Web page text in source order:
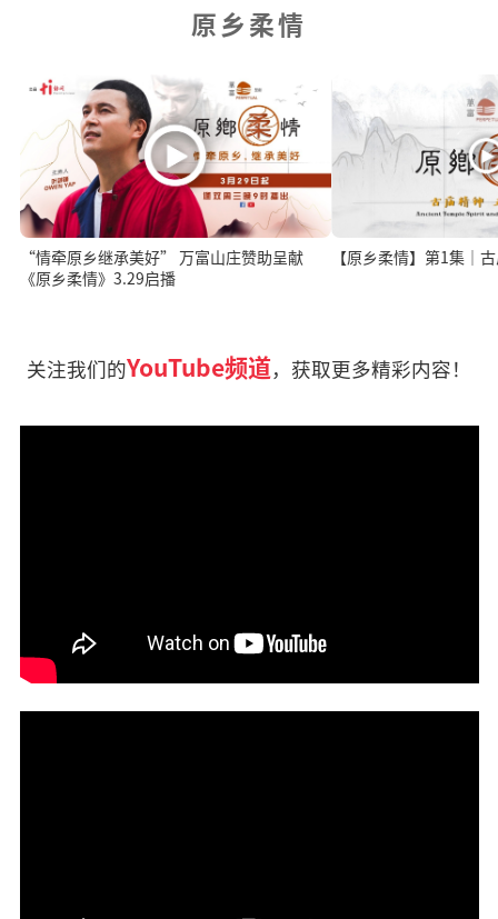
原乡柔情
“情牵原乡继承美好” 万富山庄赞助呈献
《原乡柔情》3.29启播
关注我们的YouTube频道，获取更多精彩内容！